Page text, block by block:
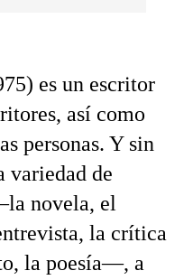
es un escritor
así como
personas. Y sin
variedad de
novela, el
la crítica
la poesía—, a